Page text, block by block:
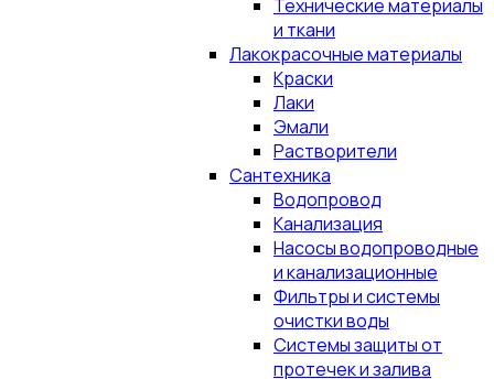
Технические материалы
и ткани
Лакокрасочные материалы
Краски
Лаки
Эмали
Растворители
Сантехника
Водопровод
Канализация
Насосы водопроводные
и канализационные
Фильтры и системы
очистки воды
Системы защиты от
протечек и залива